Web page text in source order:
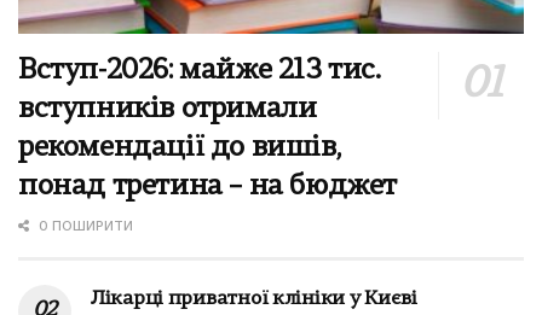
Вступ-2026: майже 213 тис.
вступників отримали
рекомендації до вишів,
понад третина – на бюджет
0 ПОШИРИТИ
Лікарці приватної клініки у Києві